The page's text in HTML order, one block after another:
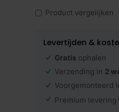
Product vergelijken
Levertijden &
Gratis ophalen
Verzending in 2
Voorgemonteerd
Premium levering